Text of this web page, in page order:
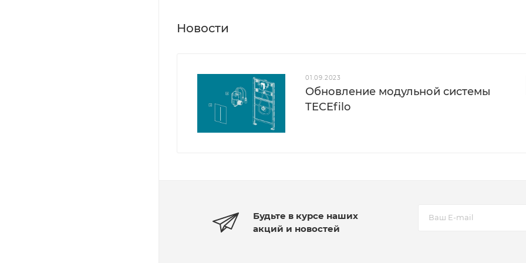
Новости
01.09.2023
Обновление модульной системы
TECEfilo
Будьте в курсе наших
акций и новостей